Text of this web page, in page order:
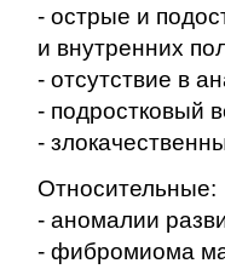
- острые и
и внутренних
- отсутствие в
- подростковый
-
Относительные:
- аномалии
- фибромиома